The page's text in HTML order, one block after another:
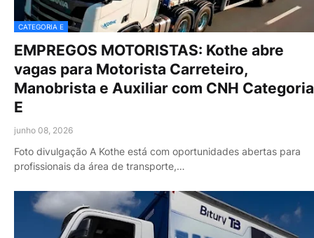
CATEGORIA E
EMPREGOS MOTORISTAS: Kothe abre
vagas para Motorista Carreteiro,
Manobrista e Auxiliar com CNH Categoria
E
junho 08, 2026
Foto divulgação A Kothe está com oportunidades abertas para
profissionais da área de transporte,…